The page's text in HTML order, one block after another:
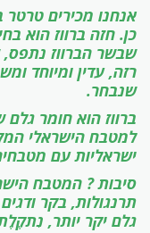
אנחנו מכירים
כן. חזה ברווז הוא
שבשר הברווז
רזה, עדין ומיוחד
שנבחר.
ברווז הוא חומר
למטבח הישראלי
ישראליות עם
סיבות ? המטבח
תרנגולות, בקר
גלם יקר יותר,